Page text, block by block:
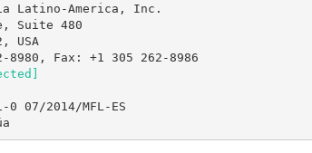
Latino-America, Inc.
Suite 480
USA
8980, Fax: +1 305 262-8986
0 07/2014/MFL-ES